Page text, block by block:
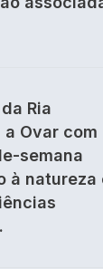
Ria
Ovar com
semana
à natureza